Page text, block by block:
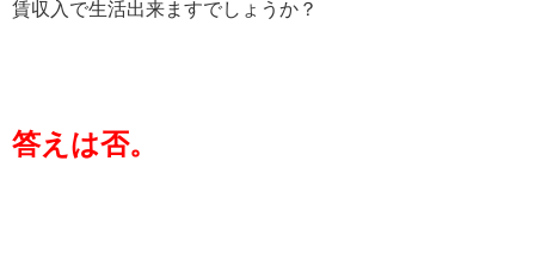
賃収入で生活出来ますでしょうか？
答えは否。